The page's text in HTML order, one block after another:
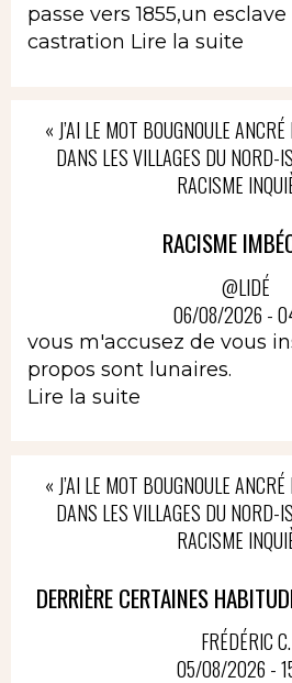
passe vers 1855,un
castration Lire la suite
« J’AI LE MOT BOUGNOULE
DANS LES VILLAGES DU NORD-
RACISME
RACISME
@LIDÉ
06/08/2026 -
vous m'accusez de vous
propos sont lunaires.
Lire la suite
« J’AI LE MOT BOUGNOULE
DANS LES VILLAGES DU NORD-
RACISME
DERRIÈRE CERTAINES
FRÉDÉRIC C.
05/08/2026 -